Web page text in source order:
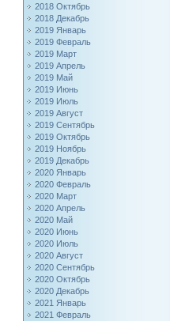
2018 Октябрь
2018 Декабрь
2019 Январь
2019 Февраль
2019 Март
2019 Апрель
2019 Май
2019 Июнь
2019 Июль
2019 Август
2019 Сентябрь
2019 Октябрь
2019 Ноябрь
2019 Декабрь
2020 Январь
2020 Февраль
2020 Март
2020 Апрель
2020 Май
2020 Июнь
2020 Июль
2020 Август
2020 Сентябрь
2020 Октябрь
2020 Декабрь
2021 Январь
2021 Февраль